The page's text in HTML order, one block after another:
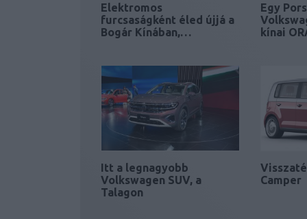
Elektromos
furcsaságként éled újjá a
Bogár Kínában,…
Egy
kínai
Itt a legnagyobb
Volkswagen SUV, a
Talagon
Camper